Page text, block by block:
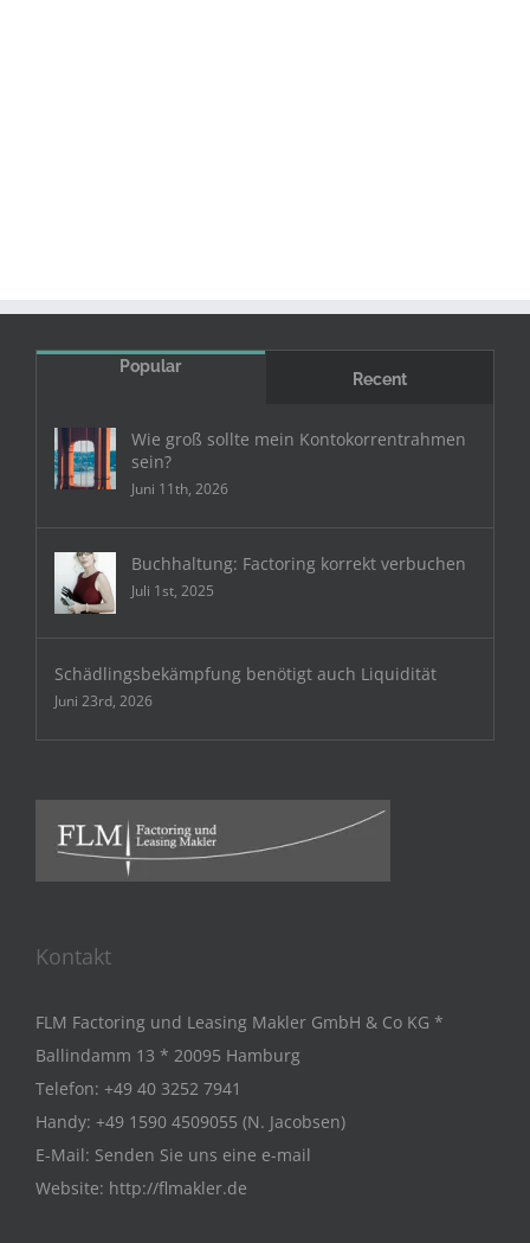
Popular
Recent
Wie groß sollte mein Kontokorrentrahmen
sein?
Juni 11th, 2026
Buchhaltung: Factoring korrekt verbuchen
Juli 1st, 2025
Schädlingsbekämpfung benötigt auch Liquidität
Juni 23rd, 2026
Kontakt
FLM Factoring und Leasing Makler GmbH & Co KG *
Ballindamm 13 * 20095 Hamburg
Telefon: +49 40 3252 7941
Handy: +49 1590 4509055 (N. Jacobsen)
E-Mail: Senden Sie uns eine e-mail
Website: http://flmakler.de